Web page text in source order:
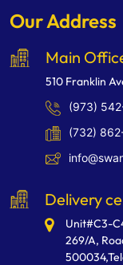
Our Address
Main
510 Franklin
(973)
(732)
Delivery
Unit#C3-
269/A,